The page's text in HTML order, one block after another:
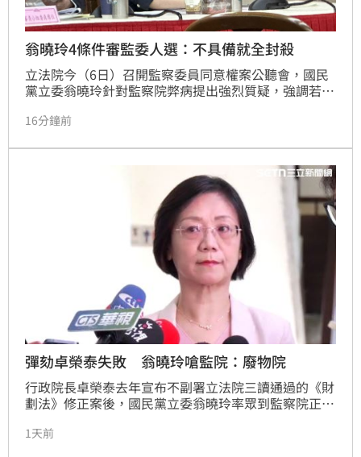
翁曉玲4條件審監委人選：不具備就全封殺
立法院今（6日）召開監察委員同意權案公聽會，國民
黨立委翁曉玲針對監察院弊病提出強烈質疑，強調若候
面封殺，並指出監察院現存四大問題。
16分鐘前
彈劾卓榮泰失敗 翁曉玲嗆監院：廢物院
行政院長卓榮泰去年宣布不副署立法院三讀通過的《財
劃法》修正案後，國民黨立委翁曉玲率眾到監察院正式
覆公函，結論是不予立案調查，讓她氣得痛批「這屆監
1天前